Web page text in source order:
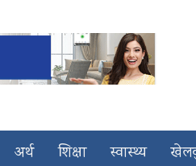
अर्थ शिक्षा स्वास्थ्य